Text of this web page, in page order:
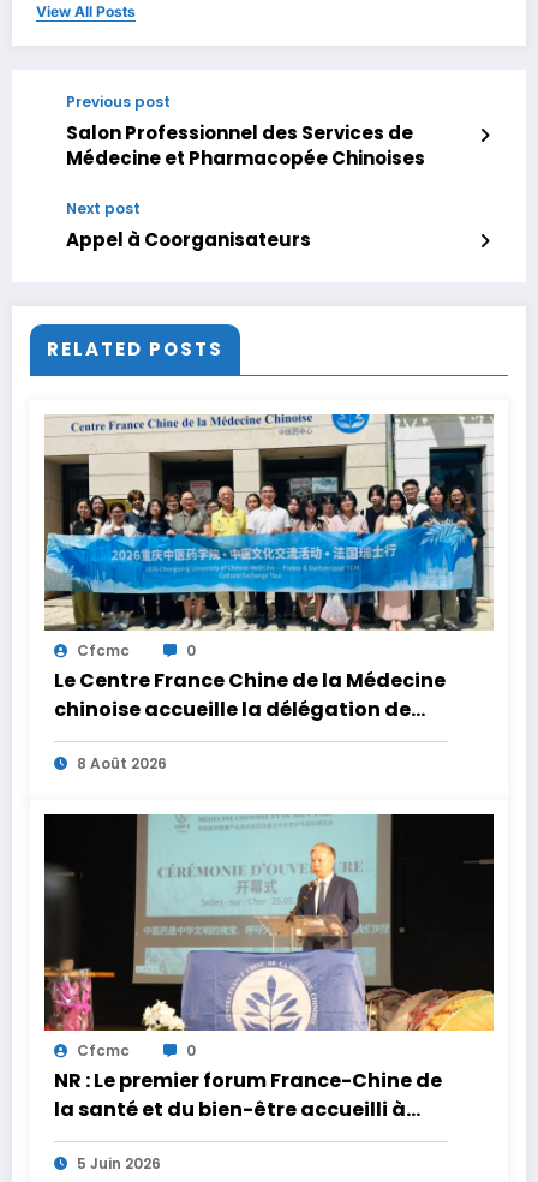
View All Posts
Previous post
Salon Professionnel des Services de
Médecine et Pharmacopée Chinoises
Next post
Appel à Coorganisateurs
RELATED POSTS
Cfcmc 0
Le Centre France Chine de la Médecine
chinoise accueille la délégation de
l’Université de Médecine chinoise de
Chongqing
8 Août 2026
Cfcmc 0
NR : Le premier forum France-Chine de
la santé et du bien-être accueilli à
Selles-sur-Cher
5 Juin 2026